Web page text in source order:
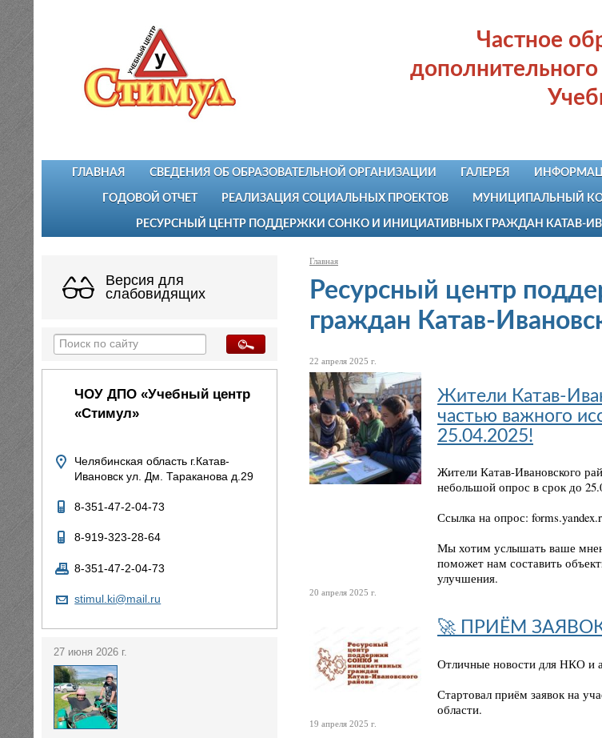
Частное
ГЛАВНАЯ СВЕДЕНИЯ ОБ ОБРАЗОВАТЕЛЬНОЙ ОРГАНИЗАЦИИ ГАЛЕРЕЯ
ГОДОВОЙ ОТЧЕТ РЕАЛИЗАЦИЯ СОЦИАЛЬНЫХ ПРОЕКТОВ МУНИЦИПАЛЬНЫЙ
РЕСУРСНЫЙ ЦЕНТР ПОДДЕРЖКИ СОНКО И ИНИЦИАТИВНЫХ ГРАЖДАН КАТАВ-
Версия для
слабовидящих
ЧОУ ДПО «Учебный центр
«Стимул»
Челябинская область г.Катав-
Ивановск ул. Дм. Тараканова д.29
8-351-47-2-04-73
8-919-323-28-64
8-351-47-2-04-73
stimul.ki@mail.ru
27 июня 2026 г.
Главная
Ресурсный центр
граждан Катав-
22 апреля 2025 г.
Жители Катав-
частью важного
25.04.2025!
Жители Катав-Ивановского
небольшой опрос в срок до
Ссылка на опрос:
Мы хотим услышать ваше
поможет нам составить
улучшения.
20 апреля 2025 г.
🚀 ПРИЁМ
Отличные новости для НКО и
Стартовал приём заявок на
области.
19 апреля 2025 г.